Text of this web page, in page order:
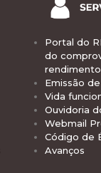
Portal do
do
Emissão
Vida
Ouvidoria
Webmail
Código de
Avanços